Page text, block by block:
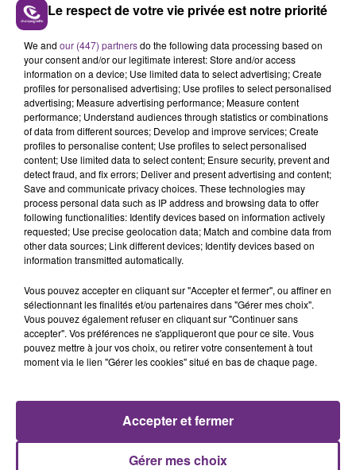
FIL D'ACTU
6 août 2026
SI TOUT LE MONDE FAIT ÇA, MOI L'ANNÉE
PROCHAINE JE VENDANGE EN...
La vendange en Champagne a débuté ce jeudi 6
août dans la commune de Montgueux (Aube). Du
L'ORDRE SUR LES CONDITIONS DE...
Alors que les dates de début des vendange 2026
s'est avéré être plus précoce que prévu,
Le respect de votre vie privée est notre priorité
We and our (447) partnersdo the following data processing based on
your consent and/or our legitimate interest: Store and/or access
information on a device; Use limited data to select advertising; Create
profiles for personalised advertising; Use profiles to select personalised
advertising; Measure advertising performance; Measure content
performance; Understand audiences through statistics or combinations
of data from different sources; Develop and improve services; Create
profiles to personalise content; Use profiles to select personalised
content; Use limited data to select content; Ensure security, prevent and
detect fraud, and fix errors; Deliver and present advertising and content;
Save and communicate privacy choices. These technologies may
process personal data such as IP address and browsing data to offer
following functionalities: Identify devices based on information actively
requested; Use precise geolocation data; Match and combine data from
other data sources; Link different devices; Identify devices based on
information transmitted automatically.
Vous pouvez accepter en cliquant sur "Accepter et fermer", ou affiner en
sélectionnant les finalités et/ou partenaires dans "Gérer mes choix".
Vous pouvez également refuser en cliquant sur "Continuer sans
accepter". Vos préférences ne s'appliqueront que pour ce site. Vous
pouvez mettre à jour vos choix, ou retirer votre consentement à tout
moment via le lien "Gérer les cookies" situé en bas de chaque page.
Gérer mes choix
Accepter et fermer